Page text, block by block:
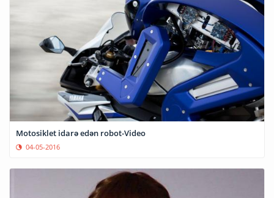
Motosiklet idarə edən robot-Video
04-05-2016